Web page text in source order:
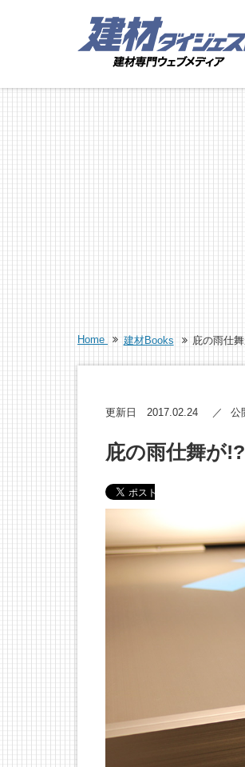
Home 建材Books 庇の雨仕
更新日 2017.02.24 公
庇の雨仕舞が